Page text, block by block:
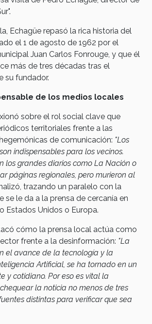
Echagüe repasó la rica historia del
el 1 de agosto de 1962 por el
Juan Carlos Fonrouge, y que él
más de tres décadas tras el
su fundador.
de los medios locales
sobre el rol social clave que
territoriales frente a las
de comunicación: "Los
indispensables para los vecinos.
los grandes diarios como La Nación o
páginas regionales, pero murieron al
trazando un paralelo con la
se le da a la prensa de cercanía en
Estados Unidos o Europa.
cómo la prensa local actúa como
frente a la desinformación: "La
el avance de la tecnología y la
Artificial, se ha tornado en un
y cotidiano. Por eso es vital la
la noticia no menos de tres
distintas para verificar que sea